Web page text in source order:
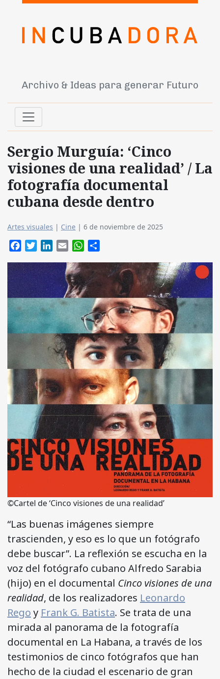
Archivo & Ideas para generar Futuro
Sergio Murguía: ‘Cinco
visiones de una realidad’ / La
fotografía documental
cubana desde dentro
Artes visuales | Cine | 6 de noviembre de 2025
FacebookTwitterLinkedIn
Email WhatsApp
©Cartel de ‘Cinco visiones de una realidad’
“Las buenas imágenes siempre
trascienden, y eso es lo que un fotógrafo
debe buscar”. La reflexión se escucha en la
voz del fotógrafo cubano Alfredo Sarabia
(hijo) en el documental Cinco visiones de una
realidad, de los realizadores Leonardo
Rego y Frank G. Batista. Se trata de una
mirada al panorama de la fotografía
documental en La Habana, a través de los
testimonios de cinco fotógrafos que han
hecho de la ciudad el escenario de gran